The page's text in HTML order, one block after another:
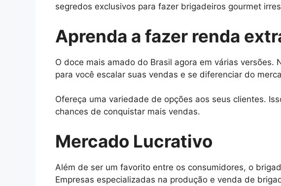
segredos exclusivos para fazer brigadeiros gourmet
Aprenda a fazer renda
O doce mais amado do Brasil agora em várias
para você escalar suas vendas e se diferenciar do
Ofereça uma variedade de opções aos seus clientes.
chances de conquistar mais vendas.
Mercado Lucrativo
Além de ser um favorito entre os consumidores, o
Empresas especializadas na produção e venda de